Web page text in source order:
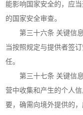
能影响国家安全的，应
的国家安全审查。
第三十六条 关键信息
当按照规定与提供者签
任。
第三十七条 关键信息
营中收集和产生的个人
要，确需向境外提供的